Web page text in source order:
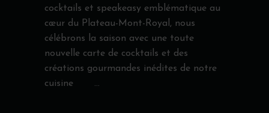
cocktails et speakeasy emblématique au
cœur du Plateau-Mont-Royal, nous
célébrons la saison avec une toute
nouvelle carte de cocktails et des
créations gourmandes inédites de notre
cuisine